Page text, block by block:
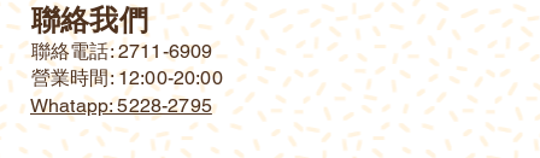
聯絡我們
​聯絡電話: 2711-6909
營業時間: 12:00-20:00
Whatapp: 5228-2795